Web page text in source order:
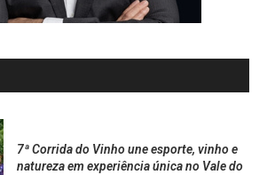
7ª Corrida do Vinho une esporte, vinho e
natureza em experiência única no Vale do